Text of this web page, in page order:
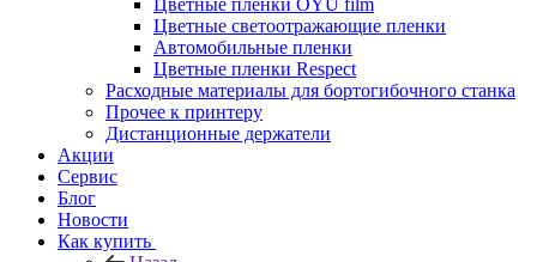
Цветные пленки OYU film
Цветные светоотражающие пленки
Автомобильные пленки
Цветные пленки Respect
Расходные материалы для бортогибочного станка
Прочее к принтеру
Дистанционные держатели
Акции
Сервис
Блог
Новости
Как купить